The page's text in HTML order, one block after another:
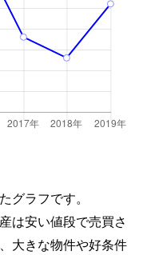
グラフです。
は安い値段で売買さ
大きな物件や好条件